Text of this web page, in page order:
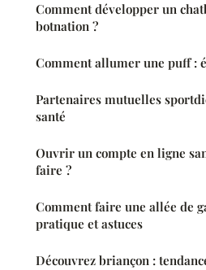
Comment développer un
botnation ?
Comment allumer une puff :
Partenaires mutuelles
santé
Ouvrir un compte en ligne
faire ?
Comment faire une allée de
pratique et astuces
Découvrez briançon :